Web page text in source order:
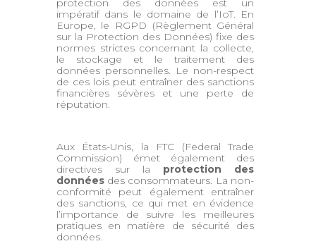
protection des données est un
impératif dans le domaine de l’IoT. En
Europe, le RGPD (Règlement Général
sur la Protection des Données) fixe des
normes strictes concernant la collecte,
le stockage et le traitement des
données personnelles. Le non-respect
de ces lois peut entraîner des sanctions
financières sévères et une perte de
réputation.
Aux États-Unis, la FTC (Federal Trade
Commission) émet également des
directives sur la protection des
donnéesdes consommateurs. La non-
conformité peut également entraîner
des sanctions, ce qui met en évidence
l’importance de suivre les meilleures
pratiques en matière de sécurité des
données.